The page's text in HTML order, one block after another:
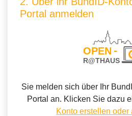
Portal anmelden
Sie melden sich über Ihr
Portal an. Klicken Sie dazu
Konto erstellen oder